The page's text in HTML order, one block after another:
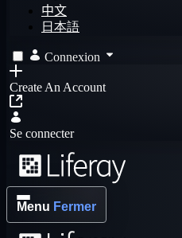
中文
日本語
Connexion
Create An Account
Se connecter
Menu Fermer